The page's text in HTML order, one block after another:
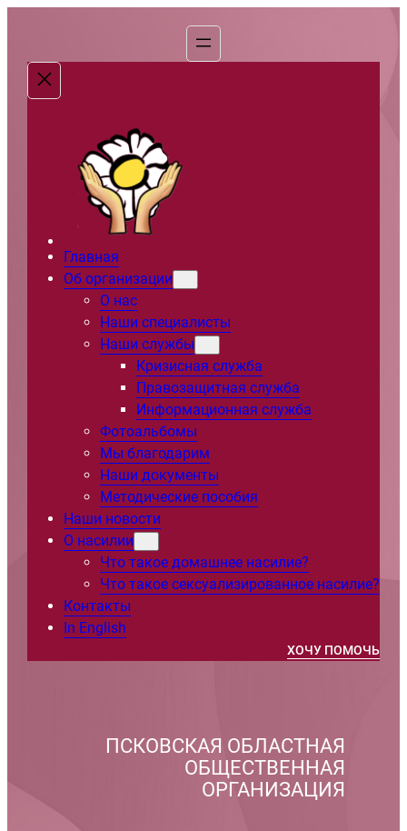
содержимому
Главная
Об организации
О нас
Наши специалисты
Наши службы
Кризисная служба
Правозащитная служба
Информационная служба
Фотоальбомы
Мы благодарим
Наши документы
Методические пособия
Наши новости
О насилии
Что такое домашнее насилие?
Что такое сексуализированное насилие?
Контакты
In English
ХОЧУ ПОМОЧЬ
ПСКОВСКАЯ ОБЛАСТНАЯ
ОБЩЕСТВЕННАЯ
ОРГАНИЗАЦИЯ